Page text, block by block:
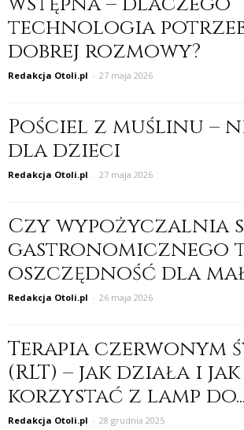
technologia
dobrej rozmowy?
Redakcja Otoli.pl - 27 maja 2026
Pościel z muślinu –
dla dzieci
Redakcja Otoli.pl - 27 maja 2026
Czy wypożyczalnia
gastronomicznego
oszczędność dla
Redakcja Otoli.pl - 26 maja 2026
Terapia czerwonym
(RLT) – jak działa i
korzystać z lamp do...
Redakcja Otoli.pl - 28 grudnia 2025